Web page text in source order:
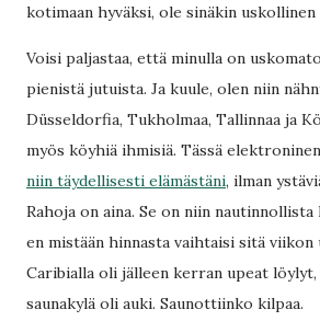
kotimaan hyväksi, ole sinäkin uskollinen
Voisi paljastaa, että minulla on
pienistä jutuista. Ja kuule, olen niin
Düsseldorfia, Tukholmaa, Tallinnaa ja
myös köyhiä ihmisiä. Tässä
niin täydellisesti elämästäni, ilman
Rahoja on aina. Se on niin nautinnollista
en mistään hinnasta vaihtaisi sitä viikon
Caribialla oli jälleen kerran upeat
saunakylä oli auki. Saunottiinko kilpaa.